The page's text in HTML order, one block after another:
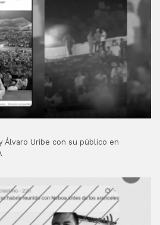
Álvaro Uribe con su público en